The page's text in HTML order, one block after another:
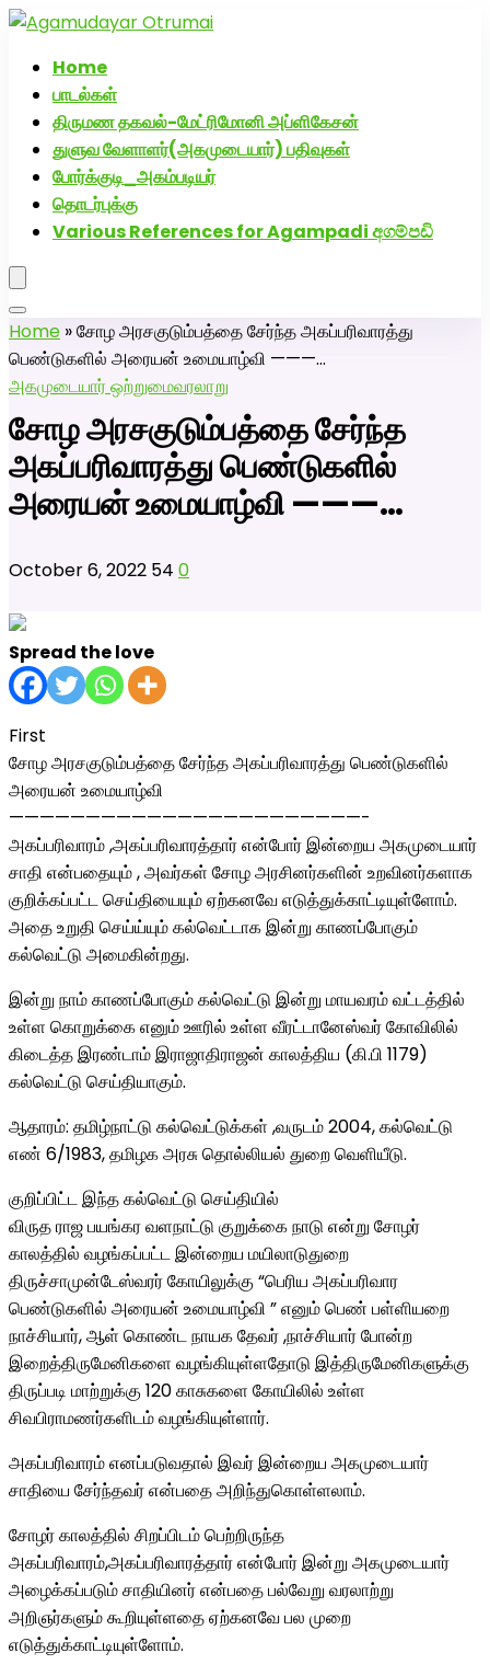
Home
பாடல்கள்
திருமண தகவல்-மேட்ரிமோனி அப்ளிகேசன்
துளுவ வேளாளர்(அகமுடையார்) பதிவுகள்
போர்க்குடி_அகம்படியர்
தொடர்புக்கு
Various References for Agampadi අගම්පඩි
Home »சோழ அரசகுடும்பத்தை சேர்ந்த அகப்பரிவாரத்து
பெண்டுகளில் அரையன் உமையாழ்வி ———…
அகமுடையார் ஒற்றுமைவரலாறு
சோழ அரசகுடும்பத்தை சேர்ந்த
அகப்பரிவாரத்து பெண்டுகளில்
அரையன் உமையாழ்வி ———…
October 6, 2022 54 0
Spread the love
First
சோழ அரசகுடும்பத்தை சேர்ந்த அகப்பரிவாரத்து பெண்டுகளில்
அரையன் உமையாழ்வி
———————————————————————-
அகப்பரிவாரம் ,அகப்பரிவாரத்தார் என்போர் இன்றைய அகமுடையார்
சாதி என்பதையும் , அவர்கள் சோழ அரசினர்களின் உறவினர்களாக
குறிக்கப்பட்ட செய்தியையும் ஏற்கனவே எடுத்துக்காட்டியுள்ளோம்.
அதை உறுதி செய்ய்யும் கல்வெட்டாக இன்று காணப்போகும்
கல்வெட்டு அமைகின்றது.
இன்று நாம் காணப்போகும் கல்வெட்டு இன்று மாயவரம் வட்டத்தில்
உள்ள கொறுக்கை எனும் ஊரில் உள்ள வீரட்டானேஸ்வர் கோவிலில்
கிடைத்த இரண்டாம் இராஜாதிராஜன் காலத்திய (கி.பி 1179)
கல்வெட்டு செய்தியாகும்.
ஆதாரம்: தமிழ்நாட்டு கல்வெட்டுக்கள் ,வருடம் 2004, கல்வெட்டு
எண் 6/1983, தமிழக அரசு தொல்லியல் துறை வெளியீடு.
குறிப்பிட்ட இந்த கல்வெட்டு செய்தியில்
விருத ராஜ பயங்கர வளநாட்டு குறுக்கை நாடு என்று சோழர்
காலத்தில் வழங்கப்பட்ட இன்றைய மயிலாடுதுறை
திருச்சாமுன்டேஸ்வரர் கோயிலுக்கு “பெரிய அகப்பரிவார
பெண்டுகளில் அரையன் உமையாழ்வி ” எனும் பெண் பள்ளியறை
நாச்சியார், ஆள் கொண்ட நாயக தேவர் ,நாச்சியார் போன்ற
இறைத்திருமேனிகளை வழங்கியுள்ளதோடு இத்திருமேனிகளுக்கு
திருப்படி மாற்றுக்கு 120 காசுகளை கோயிலில் உள்ள
சிவபிராமணர்களிடம் வழங்கியுள்ளார்.
அகப்பரிவாரம் எனப்படுவதால் இவர் இன்றைய அகமுடையார்
சாதியை சேர்ந்தவர் என்பதை அறிந்துகொள்ளலாம்.
சோழர் காலத்தில் சிறப்பிடம் பெற்றிருந்த
அகப்பரிவாரம்,அகப்பரிவாரத்தார் என்போர் இன்று அகமுடையார்
அழைக்கப்படும் சாதியினர் என்பதை பல்வேறு வரலாற்று
அறிஞர்களும் கூறியுள்ளதை ஏற்கனவே பல முறை
எடுத்துக்காட்டியுள்ளோம்.
அகமுடையார் திருமண வரன்களுக்கு அகமுடையார்மேட்ரி-